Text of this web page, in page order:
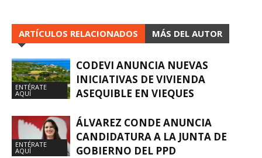
ARTÍCULOS RELACIONADOS MÁS DEL AUTOR
ENTÉRATE
AQUÍ
CODEVI ANUNCIA NUEVAS
INICIATIVAS DE VIVIENDA
ASEQUIBLE EN VIEQUES
ENTÉRATE
AQUÍ
ÁLVAREZ CONDE ANUNCIA
CANDIDATURA A LA JUNTA DE
GOBIERNO DEL PPD